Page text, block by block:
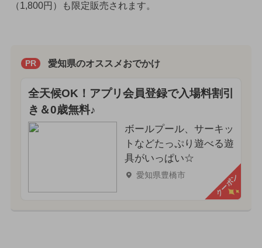
（1,800円）も限定販売されます。
PR 愛知県のオススメおでかけ
全天候OK！アプリ会員登録で入場料割引
き＆0歳無料♪
ボールプール、サーキッ
トなどたっぷり遊べる遊
具がいっぱい☆
愛知県豊橋市 クーポン